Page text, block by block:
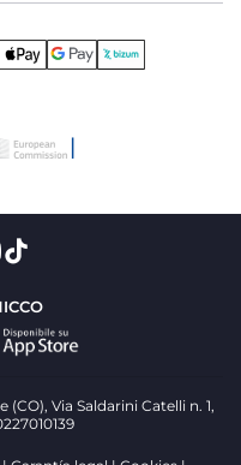
Via Saldarini Catelli n. 1,